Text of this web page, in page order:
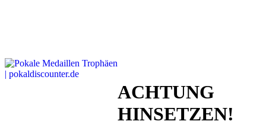
ACHTUNG
HINSETZEN!